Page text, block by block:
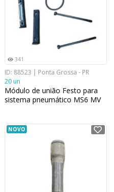
341
ID: 88523 | Ponta Grossa - PR
20 un
Módulo de união Festo para
sistema pneumático MS6 MV
NOVO